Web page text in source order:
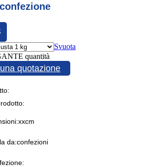
Svuota
quantità
quotazione
xxcm
da:confezioni